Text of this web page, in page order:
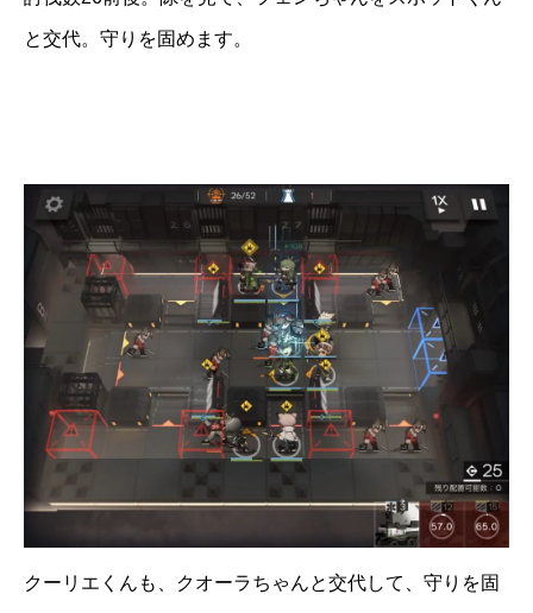
と交代。守りを固めます。
クーリエくんも、クオーラちゃんと交代して、守りを固